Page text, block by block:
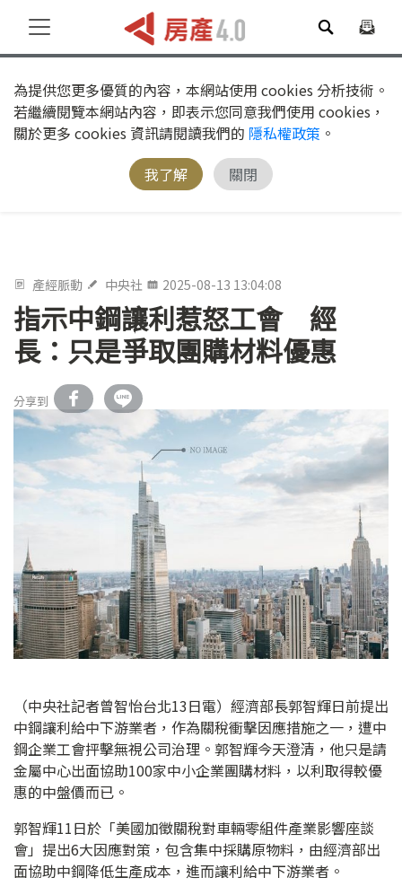
為提供您更多優質的內容，本網站使用 cookies 分析技術。
若繼續閱覽本網站內容，即表示您同意我們使用 cookies，
關於更多 cookies 資訊請閱讀我們的 隱私權政策 。
我了解
關閉
產經脈動 中央社 2025-08-13 13:04:08
指示中鋼讓利惹怒工會 經
長：只是爭取團購材料優惠
分享到
（中央社記者曾智怡台北13日電）經濟部長郭智輝日前提出
中鋼讓利給中下游業者，作為關稅衝擊因應措施之一，遭中
鋼企業工會抨擊無視公司治理。郭智輝今天澄清，他只是請
金屬中心出面協助100家中小企業團購材料，以利取得較優
惠的中盤價而已。
郭智輝11日於「美國加徵關稅對車輛零組件產業影響座談
會」提出6大因應對策，包含集中採購原物料，由經濟部出
面協助中鋼降低生產成本，進而讓利給中下游業者。